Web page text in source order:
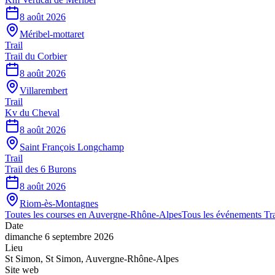
8 août 2026
Méribel-mottaret
Trail
Trail du Corbier
8 août 2026
Villarembert
Trail
Kv du Cheval
8 août 2026
Saint François Longchamp
Trail
Trail des 6 Burons
8 août 2026
Riom-ès-Montagnes
Toutes les courses en Auvergne-Rhône-AlpesTous les événements
Date
dimanche 6 septembre 2026
Lieu
St Simon, St Simon, Auvergne-Rhône-Alpes
Site web